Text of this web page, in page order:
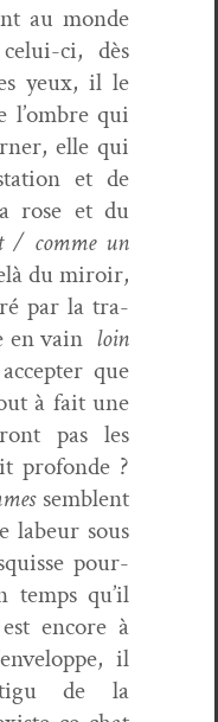
au monde
ci, dès
yeux, il le
l’ombre qui
elle qui
et de
rose et du
/ comme un
du miroir,
par la tra­
en vain loin
que
à fait une
pas les
pro­fonde ?
sem­blent
labeur sous
pour­
temps qu’il
encore à
il
de la